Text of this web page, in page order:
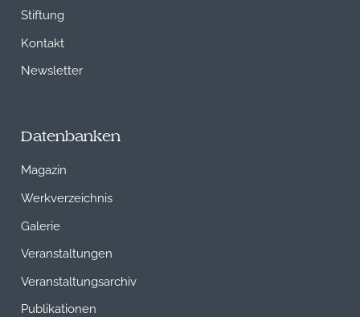
Stiftung
Kontakt
Newsletter
Datenbanken
Magazin
Werkverzeichnis
Galerie
Veranstaltungen
Veranstaltungsarchiv
Publikationen